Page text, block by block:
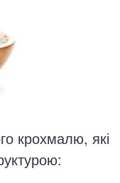
крохмалю, які